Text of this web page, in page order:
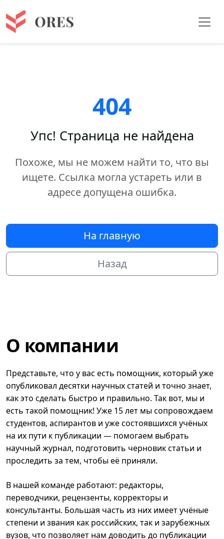
404
Упс! Страница не найдена
Похоже, мы не можем найти то, что вы
ищете. Ссылка могла устареть или в
адресе допущена ошибка.
На главную
Назад
О компании
Представьте, что у вас есть помощник, который уже
опубликовал десятки научных статей и точно знает,
как это сделать быстро и правильно. Так вот, мы и
есть такой помощник! Уже 15 лет мы сопровождаем
студентов, аспирантов и уже состоявшихся учёных
на их пути к публикации — помогаем выбрать
научный журнал, подготовить черновик статьи и
проследить за тем, чтобы её приняли.
В нашей команде работают: редакторы,
переводчики, рецензенты, корректоры и
консультанты. Большая часть из них имеет учёные
степени и звания как российских, так и зарубежных
вузов, что позволяет нам доводить до публикации